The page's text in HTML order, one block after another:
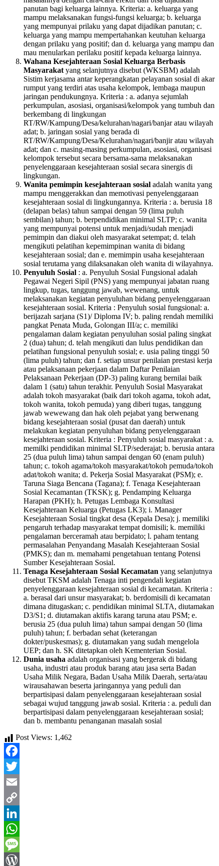
panutan bagi keluarga lainnya. Kriteria: a. keluarga yang
mampu melaksanakan fungsi-fungsi keluarga; b. keluarga
yang mempunyai prilaku yang dapat dijadikan panutan; c.
keluarga yang mampu mempertahankan keutuhan keluarga
dengan prilaku yang positif; dan d. keluarga yang mampu dan
mau menularkan perilaku positif kepada keluarga lainnya.
Wahana Kesejahteraan Sosial Keluarga Berbasis
Masyarakat yang selanjutnya disebut (WKSBM) adalah
Sistim kerjasama antar keperangkatan pelayanan sosial di akar
rumput yang terdiri atas usaha kelompok, lembaga maupun
jaringan pendukungnya. Kriteria : a. adanya sejumlah
perkumpulan, asosiasi, organisasi/kelompok yang tumbuh dan
berkembang di lingkungan
RT/RW/Kampung/Desa/kelurahan/nagari/banjar atau wilayah
adat; b. jaringan sosial yang berada di
RT/RW/Kampung/Desa/Kelurahan/nagari/banjir atau wilayah
adat; dan c. masing-masing perkumpulan, asosiasi, organisasi
kelompok tersebut secara bersama-sama melaksanakan
penyelenggaraan kesejahteraan sosial secara sinergis di
lingkungan.
Wanita pemimpin kesejahteraan sosial adalah wanita yang
mampu menggerakkan dan memotivasi penyelenggaraan
kesejahteraan sosial di lingkungannya. Kriteria : a. berusia 18
(delapan belas) tahun sampai dengan 59 (lima puluh
sembilan) tahun; b. berpendidikan minimal SLTP; c. wanita
yang mempunyai potensi untuk menjadi/sudah menjadi
pemimpin dan diakui oleh masyarakat setempat; d. telah
mengikuti pelatihan kepemimpinan wanita di bidang
kesejahteraan sosial; dan e. memimpin usaha kesejahteraan
sosial terutama yang dilaksanakan oleh wanita di wilayahnya.
Penyuluh Sosial : a. Penyuluh Sosial Fungsional adalah
Pegawai Negeri Sipil (PNS) yang mempunyai jabatan ruang
lingkup, tugas, tanggung jawab, wewenang, untuk
melaksanakan kegiatan penyuluhan bidang penyelenggaraan
kesejahteraan sosial. Kriteria : Penyuluh sosial fungsional: a.
berijazah sarjana (S1)/ Diploma IV; b. paling rendah memiliki
pangkat Penata Muda, Golongan III/a; c. memiliki
pengalaman dalam kegiatan penyuluhan sosial paling singkat
2 (dua) tahun; d. telah mengikuti dan lulus pendidikan dan
pelatihan fungsional penyuluh sosial; e. usia paling tinggi 50
(lima puluh) tahun; dan f. setiap unsur penilaian prestasi kerja
atau pelaksanaan pekerjaan dalam Daftar Penilaian
Pelaksanaan Pekerjaan (DP-3) paling kurang bernilai baik
dalam 1 (satu) tahun terakhir. Penyuluh Sosial Masyarakat
adalah tokoh masyarakat (baik dari tokoh agama, tokoh adat,
tokoh wanita, tokoh pemuda) yang diberi tugas, tanggung
jawab wewewang dan hak oleh pejabat yang berwenang
bidang kesejahteraan sosial (pusat dan daerah) untuk
melakukan kegiatan penyuluhan bidang penyelenggaraan
kesejahteraan sosial. Kriteria : Penyuluh sosial masyarakat : a.
memilki pendidikan minimal SLTP/sederajat; b. berusia antara
25 (dua puluh lima) tahun sampai dengan 60 (enam puluh)
tahun; c. tokoh agama/tokoh masyarakat/tokoh pemuda/tokoh
adat/tokoh wanita; d. Pekerja Sosial Masyarakat (PSM); e.
Taruna Siaga Bencana (Tagana); f. Tenaga Kesejahteraan
Sosial Kecamantan (TKSK); g. Pendamping Keluarga
Harapan (PKH); h. Petugas Lembaga Konsultasi
Kesejahteraan Keluarga (Petugas LK3); i. Manager
Kesejahteraan Sosial tingkat desa (Kepala Desa); j. memiliki
pengaruh terhadap masyarakat tempat domisili; k. memiliki
pengalaman berceramah atau berpidato; l. paham tentang
permasalahan Penyandang Masalah Kesejahteraan Sosial
(PMKS); dan m. memahami pengetahuan tentang Potensi
Sumber Kesejahteraan Sosial.
Tenaga Kesejahteraan Sosial Kecamatan yang selanjutnya
disebut TKSM adalah Tenaga inti pengendali kegiatan
penyelenggaraan kesejahteraan sosial di kecamatan. Kriteria :
a. berasal dari unsur masyarakat; b. berdomisili di kecamatan
dimana ditugaskan; c. pendidikan minimal SLTA, diutamakan
D3/S1; d. diutamakan aktifis karang taruna atau PSM; e.
berusia 25 (dua puluh lima) tahun sampai dengan 50 (lima
puluh) tahun; f. berbadan sehat (keterangan
dokter/puskesmas); g. diutamakan yang sudah mengelola
UEP; dan h. SK ditetapkan oleh Kementerian Sosial.
Dunia usaha adalah organisasi yang bergerak di bidang
usaha, industri atau produk barang atau jasa serta Badan
Usaha Milik Negara, Badan Usaha Milik Daerah, serta/atau
wirausahawan beserta jaringannya yang peduli dan
berpartisipasi dalam penyelenggaraan kesejahteraan sosial
sebagai wujud tanggung jawab sosial. Kriteria : a. peduli dan
berpartisipasi dalam penyelenggaraan kesejahteraan sosial;
dan b. membantu penanganan masalah sosial
Post Views: 1,462
Facebook
Twitter
Email
Copy
Link
LinkedIn
WhatsApp
Message